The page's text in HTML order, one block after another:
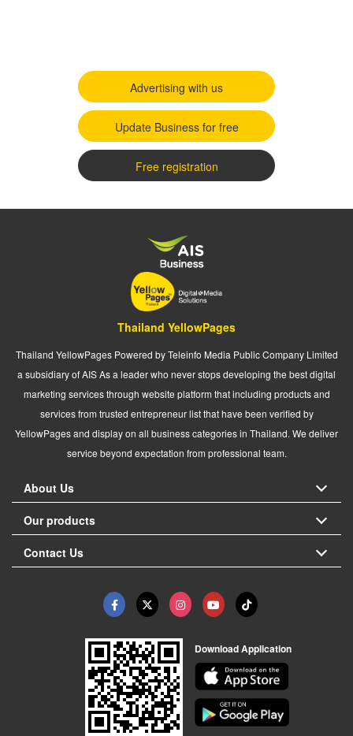
Advertising with us
Update Business for free
Free registration
Thailand YellowPages
Thailand YellowPages Powered by Teleinfo Media Public Company Limited
a subsidiary of AIS As a leader who never stops developing the best digital
marketing services through website platform that including products and
services from trusted entrepreneur list that have been verified by
YellowPages and display on all business categories in Thailand. We deliver
service beyond expectation from professional team.
About Us
Our products
Contact Us
Download Application